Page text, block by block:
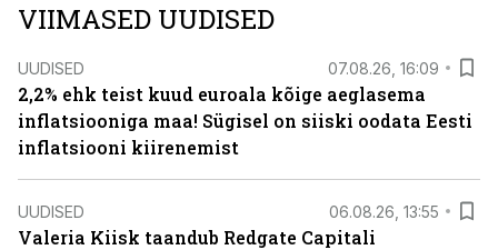
VIIMASED UUDISED
UUDISED 07.08.26, 16:09
2,2% ehk teist kuud euroala kõige aeglasema
inflatsiooniga maa! Sügisel on siiski oodata Eesti
inflatsiooni kiirenemist
UUDISED 06.08.26, 13:55
Valeria Kiisk taandub Redgate Capitali